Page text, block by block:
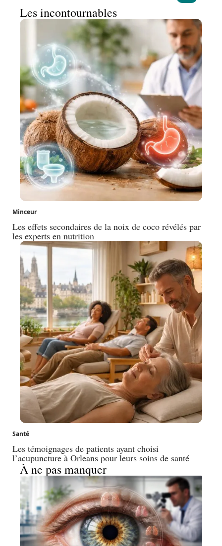
Les incontournables
Minceur
Les effets secondaires de la noix de coco révélés par
les experts en nutrition
Santé
Les témoignages de patients ayant choisi
l’acupuncture à Orleans pour leurs soins de santé
À ne pas manquer